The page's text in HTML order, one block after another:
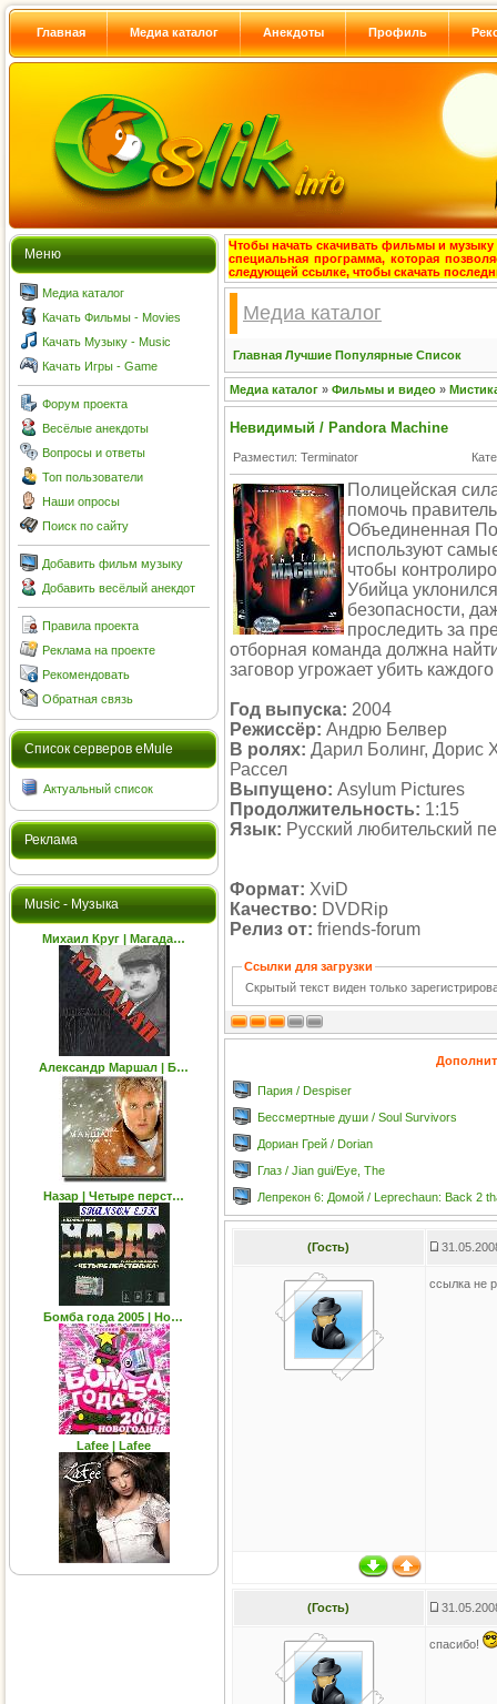
Главная Медиа каталог Анекдоты Профиль
Меню
Медиа каталог
Качать Фильмы - Movies
Качать Музыку - Music
Качать Игры - Game
Форум проекта
Весёлые анекдоты
Вопросы и ответы
Топ пользователи
Наши опросы
Поиск по сайту
Добавить фильм музыку
Добавить весёлый анекдот
Правила проекта
Реклама на проекте
Рекомендовать
Обратная связь
Cписок серверов eMule
Актуальный список
Реклама
Music - Музыка
Михаил Круг | Магада…
Александр Маршал | Б…
Назар | Четыре перст…
Бомба года 2005 | Но…
Lafee | Lafee
Чтобы начать скачивать фильмы и музыку
специальная программа, которая
следующей ссылке, чтобы скачать
Медиа каталог
Главная Лучшие Популярные Список
Медиа каталог » Фильмы и видео »
Невидимый / Pandora Machine
Разместил: Terminator
Полицейская
помочь
Объединенная
используют
чтобы
Убийца
безопасности,
проследить за
отборная команда должна
заговор угрожает убить
Год выпуска: 2004
Режиссёр: Андрю Белвер
В ролях: Дарил Болинг, Дорис
Рассел
Выпущено: Asylum Pictures
Продолжительность: 1:15
Язык: Русский любительский
Формат: XviD
Качество: DVDRip
Релиз от: friends-forum
Ссылки для загрузки
Скрытый текст виден только
Пария / Despiser
Бессмертные души / Soul Survivors
Дориан Грей / Dorian
Глаз / Jian gui/Eye, The
Лепрекон 6: Домой / Leprechaun: Back 2
(Гость)
ссылка не
(Гость)
спасибо!